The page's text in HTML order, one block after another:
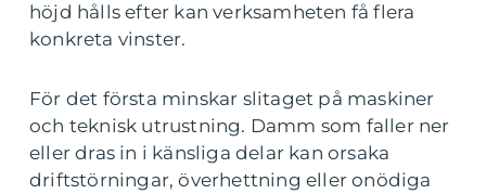
höjd hålls efter kan verksamheten få flera
konkreta vinster.
För det första minskar slitaget på maskiner
och teknisk utrustning. Damm som faller ner
eller dras in i känsliga delar kan orsaka
driftstörningar, överhettning eller onödiga